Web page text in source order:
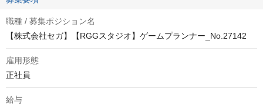
職種 / 募集ポジション名
【株式会社セガ】【RGGスタジオ】ゲームプランナー_No.27142
雇用形態
正社員
給与